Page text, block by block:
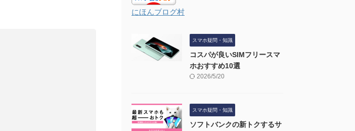
にほんブログ村
スマホ疑問・知識
コスパが良いSIMフリースマ
ホおすすめ10選
2026/5/20
スマホ疑問・知識
ソフトバンクの新トクするサ